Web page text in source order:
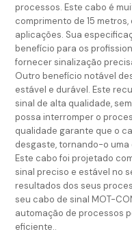
processos. Este cabo é
comprimento de 15
aplicações. Sua
benefício para os
fornecer sinalização
Outro benefício notável
estável e durável. Este
sinal de alta qualidade,
possa interromper o
qualidade garante que o
desgaste, tornando-o
Este cabo foi projetado
sinal preciso e estável no
resultados dos seus
seu cabo de sinal MOT-
automação de processos
eficiente..